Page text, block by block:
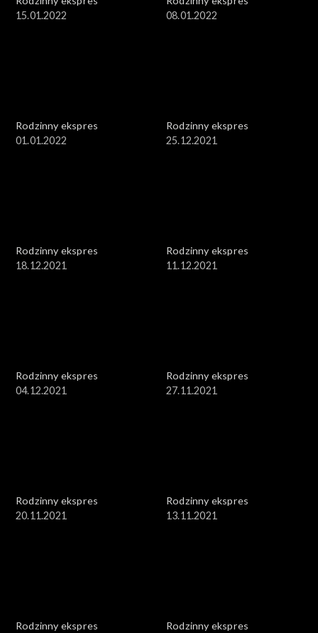
15.01.2022
08.01.2022
Rodzinny ekspres
01.01.2022
Rodzinny ekspres
25.12.2021
Rodzinny ekspres
18.12.2021
Rodzinny ekspres
11.12.2021
Rodzinny ekspres
04.12.2021
Rodzinny ekspres
27.11.2021
Rodzinny ekspres
20.11.2021
Rodzinny ekspres
13.11.2021
Rodzinny ekspres
Rodzinny ekspres